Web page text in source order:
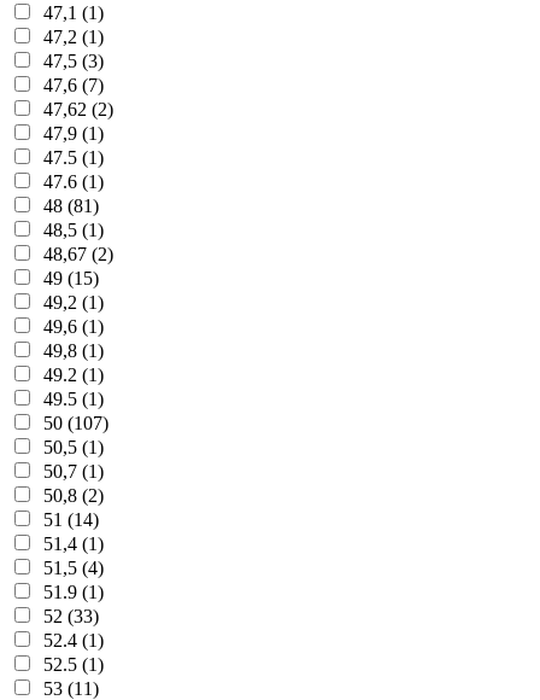
47,1 (1)
47,2 (1)
47,5 (3)
47,6 (7)
47,62 (2)
47,9 (1)
47.5 (1)
47.6 (1)
48 (81)
48,5 (1)
48,67 (2)
49 (15)
49,2 (1)
49,6 (1)
49,8 (1)
49.2 (1)
49.5 (1)
50 (107)
50,5 (1)
50,7 (1)
50,8 (2)
51 (14)
51,4 (1)
51,5 (4)
51.9 (1)
52 (33)
52.4 (1)
52.5 (1)
53 (11)